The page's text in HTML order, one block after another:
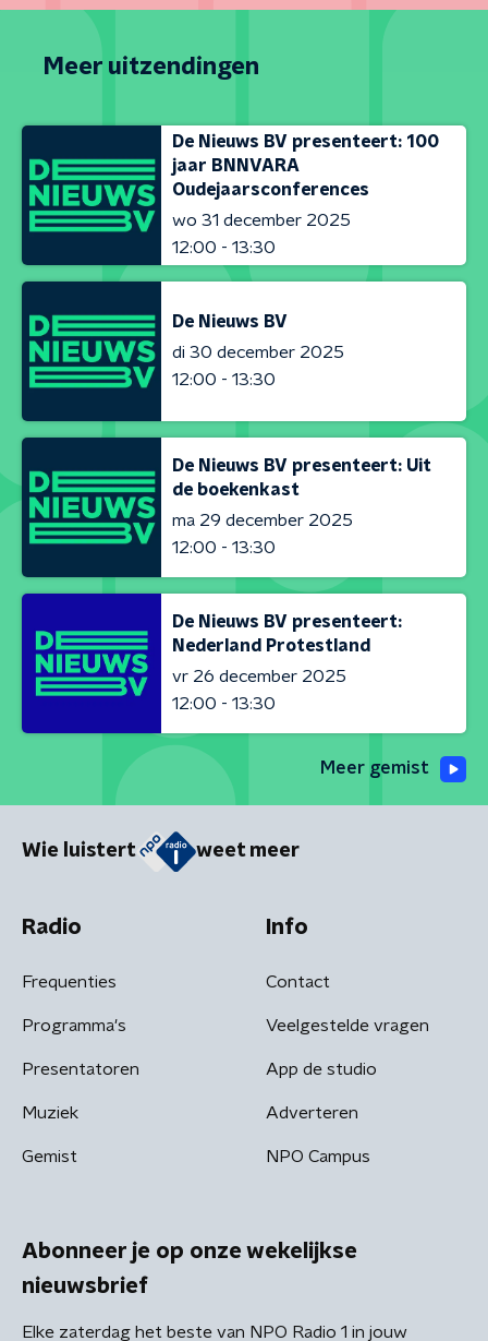
Meer uitzendingen
De Nieuws BV presenteert: 100
jaar BNNVARA
Oudejaarsconferences
wo 31 december 2025
12:00 - 13:30
De Nieuws BV
di 30 december 2025
12:00 - 13:30
De Nieuws BV presenteert: Uit
de boekenkast
ma 29 december 2025
12:00 - 13:30
De Nieuws BV presenteert:
Nederland Protestland
vr 26 december 2025
12:00 - 13:30
Meer gemist
Wie luistert weet meer
Radio
Frequenties
Programma's
Presentatoren
Muziek
Gemist
Info
Contact
Veelgestelde vragen
App de studio
Adverteren
NPO Campus
Abonneer je op onze wekelijkse
nieuwsbrief
Elke zaterdag het beste van NPO Radio 1 in jouw